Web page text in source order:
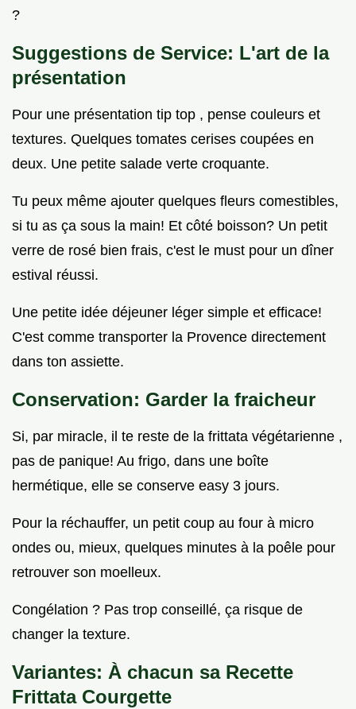
?
Suggestions de Service: L'art de la
présentation
Pour une présentation tip top , pense couleurs et
textures. Quelques tomates cerises coupées en
deux. Une petite salade verte croquante.
Tu peux même ajouter quelques fleurs comestibles,
si tu as ça sous la main! Et côté boisson? Un petit
verre de rosé bien frais, c'est le must pour un dîner
estival réussi.
Une petite idée déjeuner léger simple et efficace!
C'est comme transporter la Provence directement
dans ton assiette.
Conservation: Garder la fraicheur
Si, par miracle, il te reste de la frittata végétarienne ,
pas de panique! Au frigo, dans une boîte
hermétique, elle se conserve easy 3 jours.
Pour la réchauffer, un petit coup au four à micro
ondes ou, mieux, quelques minutes à la poêle pour
retrouver son moelleux.
Congélation ? Pas trop conseillé, ça risque de
changer la texture.
Variantes: À chacun sa Recette
Frittata Courgette